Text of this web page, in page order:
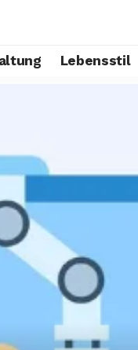
Lebensstil